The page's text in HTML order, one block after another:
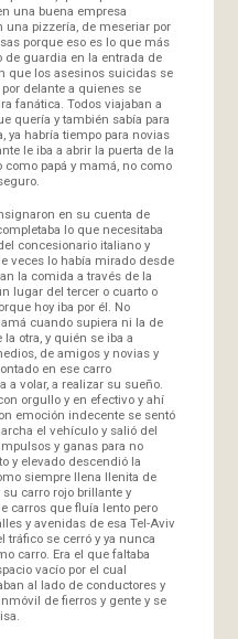
una buena empresa
una pizzería, de meseriar por
porque eso es lo que más
de guardia en la entrada de
que los asesinos suicidas se
delante a quienes se
fanática. Todos viajaban a
quería y también sabía para
ya habría tiempo para novias
le iba a abrir la puerta de la
papá y mamá, no como
en su cuenta de
lo que necesitaba
concesionario italiano y
veces lo había mirado desde
la comida a través de la
lugar del tercer o cuarto o
hoy iba por él. No
cuando supiera ni la de
otra, y quién se iba a
de amigos y novias y
en ese carro
a volar, a realizar su sueño.
orgullo y en efectivo y ahí
emoción indecente se sentó
el vehículo y salió del
y ganas para no
y elevado descendió la
siempre llena llenita de
carro rojo brillante y
carros que fluía lento pero
y avenidas de esa Tel-Aviv
tráfico se cerró y ya nunca
carro. Era el que faltaba
vacío por el cual
al lado de conductores y
de fierros y gente y se